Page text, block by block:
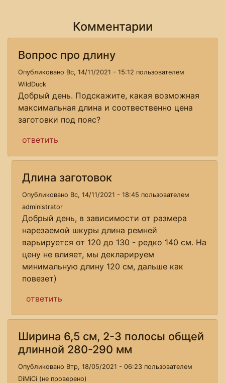
Комментарии
Вопрос про длину
Опубликовано Вс, 14/11/2021 - 15:12 пользователем
WildDuck
Добрый день. Подскажите, какая возможная
максимальная длина и соотвественно цена
заготовки под пояс?
ответить
Длина заготовок
Опубликовано Вс, 14/11/2021 - 18:45 пользователем
administrator
Добрый день, в зависимости от размера
нарезаемой шкуры длина ремней
варьируется от 120 до 130 - редко 140 см. На
цену не влияет, мы декларируем
минимальную длину 120 см, дальше как
повезет)
ответить
Ширина 6,5 см, 2-3 полосы общей
длинной 280-290 мм
Опубликовано Втр, 18/05/2021 - 06:23 пользователем
DiMiCi (не проверено)